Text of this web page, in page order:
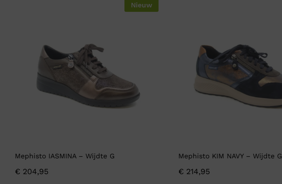
Nieuw
Mephisto IASMINA – Wijdte G
€ 204,95
Mephisto KIM NAVY – Wijdte G
€ 214,95